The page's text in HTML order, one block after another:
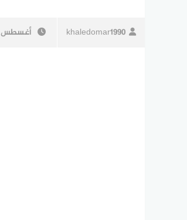
khaledomar1990 أغسطس 27, 2025